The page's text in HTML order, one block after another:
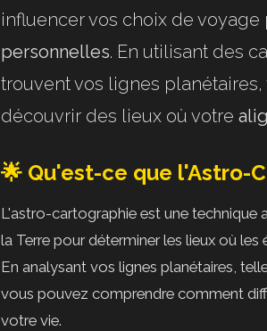
influencer vos choix de
personnelles. En utilisant des
trouvent vos lignes
découvrir des lieux où votre
🌟 Qu'est-ce que l'Astro-
L'astro-cartographie est une technique
la Terre pour déterminer les lieux où
En analysant vos lignes planétaires,
vous pouvez comprendre comment
votre vie.